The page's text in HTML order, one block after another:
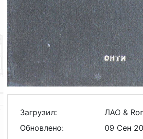
Загрузил:
ЛАО &
Обновлено:
09 Сен